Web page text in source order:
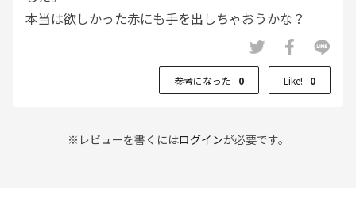
本当は欲しかった赤にも手を出しちゃおうかな？
参考になった 0 Like! 0
※レビューを書くにはログインが必要です。